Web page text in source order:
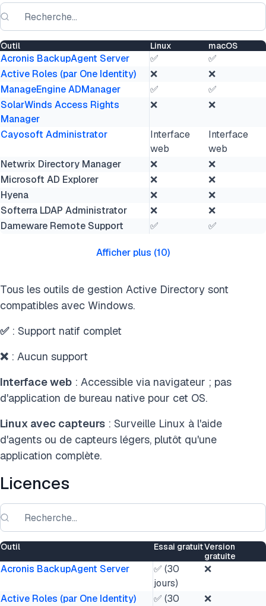
Outil Linux macOS
Acronis BackupAgent Server ✅
✅
Active Roles (par One Identity)
❌
❌
ManageEngine ADManager
✅
✅
SolarWinds Access Rights
Manager
❌ ❌
Cayosoft Administrator
Interface
web
Interface
web
Netwrix Directory Manager
❌
❌
Microsoft AD Explorer
❌
❌
Hyena
❌
❌
Softerra LDAP Administrator
❌
❌
Dameware Remote Support
✅ ✅
Afficher plus (10)
Tous les outils de gestion Active Directory sont
compatibles avec Windows.
✅: Support natif complet
❌ : Aucun support
Interface web : Accessible via navigateur ; pas
d'application de bureau native pour cet OS.
Linux avec capteurs : Surveille Linux à l'aide
d'agents ou de capteurs légers, plutôt qu'une
application complète.
Licences
Outil Essai gratuitVersion
gratuite
Acronis BackupAgent Server
✅ (30
jours)
❌
Active Roles (par One Identity)
✅ (30
❌